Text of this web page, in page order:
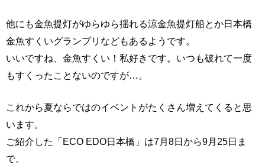
他にも金魚提灯がゆらゆら揺れる涼金魚提灯船とか日本橋
金魚すくいグランプリなどもあるようです。
いいですね、金魚すくい！私好きです。いつも破れて一度
もすくったことないのですが…。
これから夏ならではのイベントがたくさん増えてくると思
います。
ご紹介した「ECO EDO日本橋」は7月8日から9月25日ま
で。